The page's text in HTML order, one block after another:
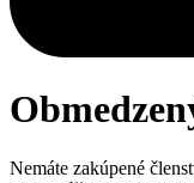
Nemáte zakúpené